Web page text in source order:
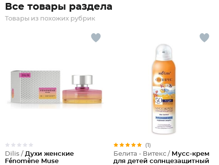
Все товары раздела
Товары из похожих рубрик
Dilis / Духи женские
Fénomène Muse
(1)
Белита - Витекс / Мусс-крем
для детей солнцезащитный